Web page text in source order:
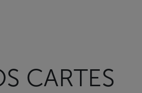
CARTES